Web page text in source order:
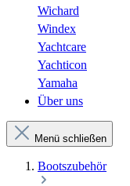
Wichard
Windex
Yachtcare
Yachticon
Yamaha
Über uns
Menü schließen
Bootszubehör